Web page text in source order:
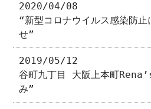
2020/04/08
“新型コロナウイルス感染防止
せ”
2019/05/12
谷町九丁目 大阪上本町
み”